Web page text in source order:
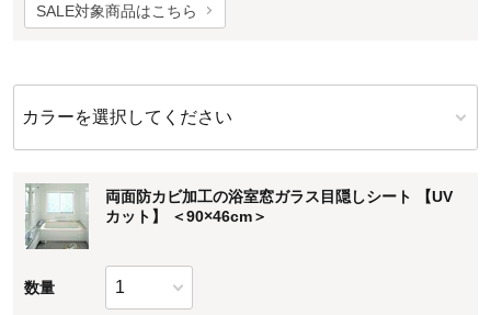
SALE対象商品はこちら
カラーを選択してください
両面防カビ加工の浴室窓ガラス目隠しシート 【UV
カット】 ＜90×46cm＞
数量